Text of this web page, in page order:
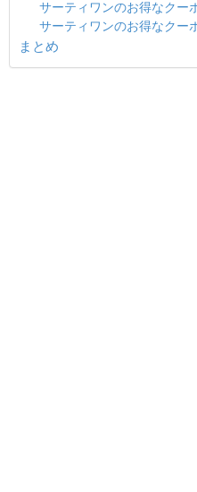
サーティワンのお得なクー
サーティワンのお得なクー
まとめ